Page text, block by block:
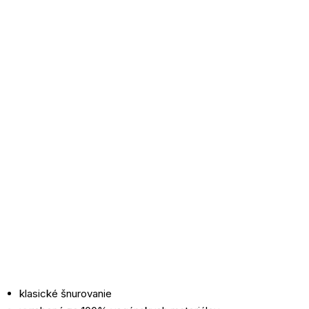
klasické šnurovanie